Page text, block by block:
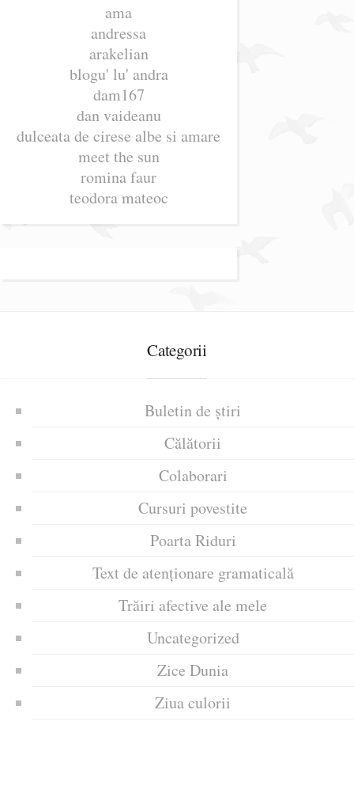
ama
andressa
arakelian
blogu' lu' andra
dam167
dan vaideanu
dulceata de cirese albe si amare
meet the sun
romina faur
teodora mateoc
Categorii
Buletin de știri
Călătorii
Colaborari
Cursuri povestite
Poarta Riduri
Text de atenționare gramaticală
Trăiri afective ale mele
Uncategorized
Zice Dunia
Ziua culorii